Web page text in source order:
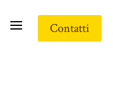
a Contatti